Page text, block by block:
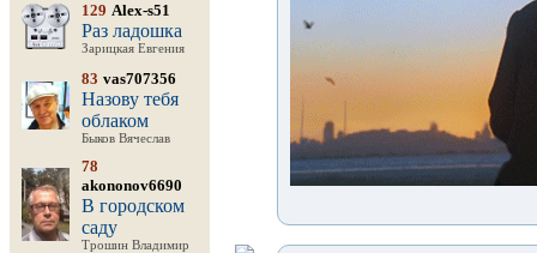
129 Alex-s51
Раз ладошка
Зарицкая Евгения
83 vas707356
Назову тебя
облаком
Быков Вячеслав
78
akononov6690
В городском
саду
Трошин Владимир